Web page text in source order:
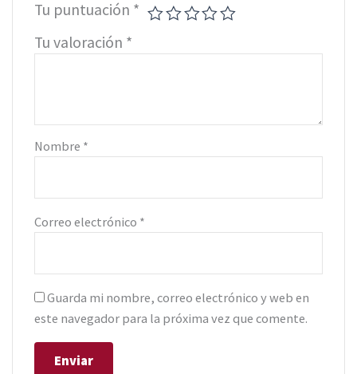
Tu puntuación *
Tu valoración *
Nombre *
Correo electrónico *
Guarda mi nombre, correo electrónico y web en
este navegador para la próxima vez que comente.